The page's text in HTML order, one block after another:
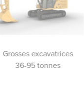
Grosses excavatrices
36-95 tonnes